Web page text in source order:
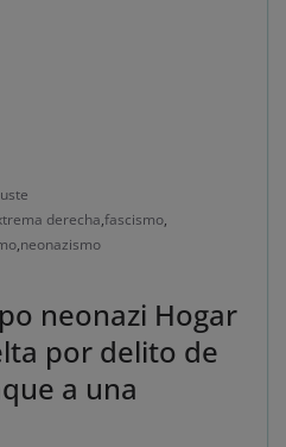
derecha,fascismo,
,neonazismo
neonazi Hogar
por delito de
a una